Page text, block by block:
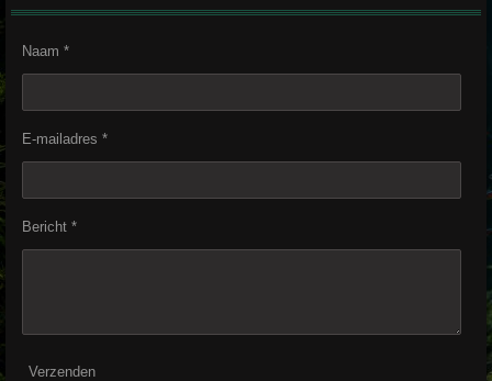
Naam *
E-mailadres *
Bericht *
Verzenden